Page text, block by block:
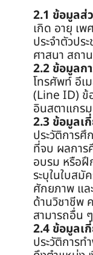
2.1 ข้อมูลส่
เกิด อายุ เ
ประจำตัวป
ศาสนา สถา
2.2 ข้อมูลก
โทรศัพท์ อีเ
(Line ID) ข้
อินสตาแกร
2.3 ข้อมูลเ
ประวัติการ
ที่จบ ผลการ
อบรม หรือ
ระบุในใบสมั
ศักยภาพ แ
ด้านวิชาชีพ
สามารถอื่น ๆ
2.4 ข้อมูลเ
ประวัติการท